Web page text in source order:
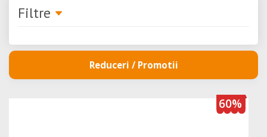
Filtre
Reduceri / Promotii
60%